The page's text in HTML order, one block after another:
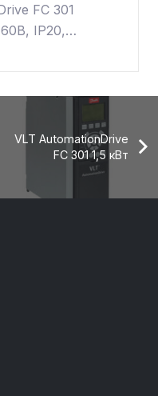
FC 301
IP20,…
VLT AutomationDrive
FC 301 1,5 кВт